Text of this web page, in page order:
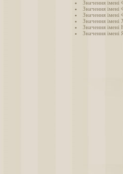
Значення імені
Значення імені
Значення імені
Значення імені
Значення імені
Значення імені